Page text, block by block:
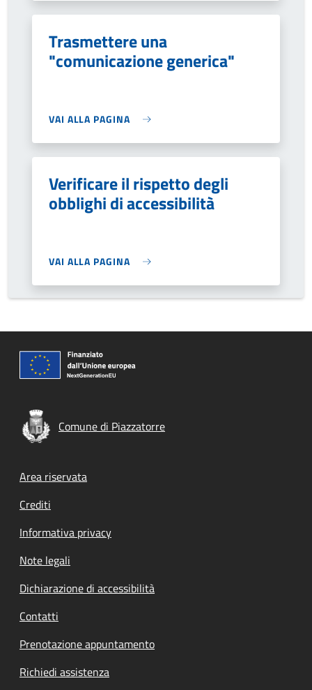
Trasmettere una
"comunicazione generica"
VAI ALLA PAGINA
Verificare il rispetto degli
obblighi di accessibilità
VAI ALLA PAGINA
Comune di Piazzatorre
Footer menu
Area riservata
Crediti
Informativa privacy
Note legali
Dichiarazione di accessibilità
Contatti
Prenotazione appuntamento
Richiedi assistenza